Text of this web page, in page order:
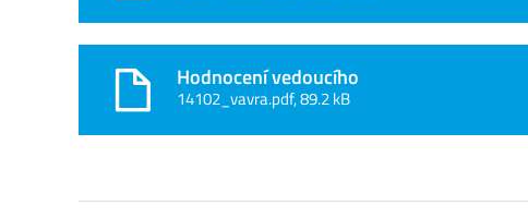
Hodnocení vedoucího
14102_vavra.pdf, 89.2 kB